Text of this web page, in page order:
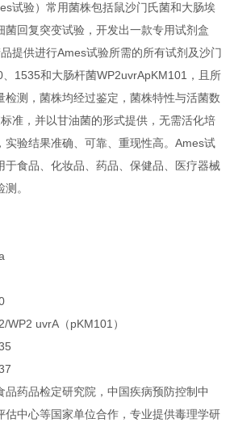
试验）常用菌株包括鼠沙门氏菌和大肠埃
菌回复突变试验，开发出一款专用试剂盒
提供进行Ames试验所需的所有试剂及沙门
1535和大肠杆菌WP2uvrApKM101，且所
检测，菌株均经过鉴定，菌株特性与活菌数
准，并以甘油菌的形式提供，无需活化培
实验结果准确、可靠、重现性高。Ames试
于食品、化妆品、药品、保健品、医疗器械
。
WP2 uvrA（pKM101）
品药品检定研究院，中国疾病预防控制中
估中心等国家单位合作，专业提供毒理学研